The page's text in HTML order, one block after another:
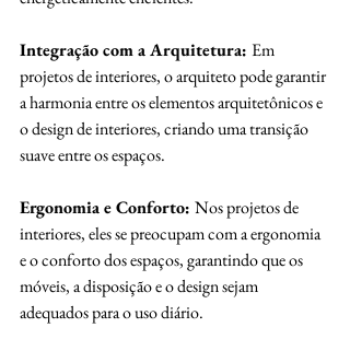
Integração com a Arquitetura: Em
projetos de interiores, o arquiteto pode garantir
a harmonia entre os elementos arquitetônicos e
o design de interiores, criando uma transição
suave entre os espaços.
Ergonomia e Conforto: Nos projetos de
interiores, eles se preocupam com a ergonomia
e o conforto dos espaços, garantindo que os
móveis, a disposição e o design sejam
adequados para o uso diário.